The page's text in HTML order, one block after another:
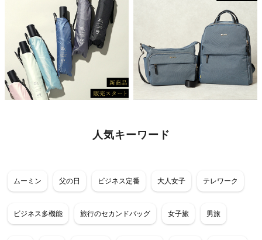
人気キーワード
ムーミン 父の日 ビジネス定番 大人女子 テレワーク
ビジネス多機能 旅行のセカンドバッグ 女子旅 男旅